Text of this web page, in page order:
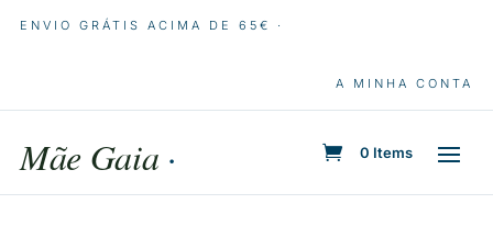
ENVIO GRÁTIS ACIMA DE 65€ ·
A MINHA CONTA
Mãe Gaia · 0 Items